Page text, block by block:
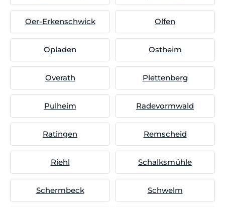
Oer-Erkenschwick Olfen
Opladen Ostheim
Overath Plettenberg
Pulheim Radevormwald
Ratingen Remscheid
Riehl Schalksmühle
Schermbeck Schwelm